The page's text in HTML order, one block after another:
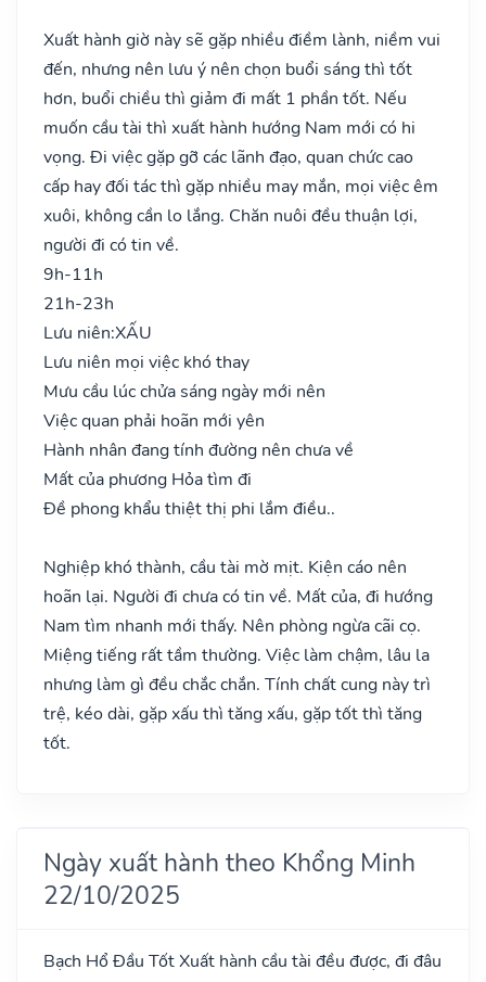
Xuất hành giờ này sẽ gặp nhiều điềm lành, niềm vui
đến, nhưng nên lưu ý nên chọn buổi sáng thì tốt
hơn, buổi chiều thì giảm đi mất 1 phần tốt. Nếu
muốn cầu tài thì xuất hành hướng Nam mới có hi
vọng. Đi việc gặp gỡ các lãnh đạo, quan chức cao
cấp hay đối tác thì gặp nhiều may mắn, mọi việc êm
xuôi, không cần lo lắng. Chăn nuôi đều thuận lợi,
người đi có tin về.
9h-11h
21h-23h
Lưu niên:XẤU
Lưu niên mọi việc khó thay
Mưu cầu lúc chửa sáng ngày mới nên
Việc quan phải hoãn mới yên
Hành nhân đang tính đường nên chưa về
Mất của phương Hỏa tìm đi
Đề phong khẩu thiệt thị phi lắm điều..
Nghiệp khó thành, cầu tài mờ mịt. Kiện cáo nên
hoãn lại. Người đi chưa có tin về. Mất của, đi hướng
Nam tìm nhanh mới thấy. Nên phòng ngừa cãi cọ.
Miệng tiếng rất tầm thường. Việc làm chậm, lâu la
nhưng làm gì đều chắc chắn. Tính chất cung này trì
trệ, kéo dài, gặp xấu thì tăng xấu, gặp tốt thì tăng
tốt.
Ngày xuất hành theo Khổng Minh
22/10/2025
Bạch Hổ Đầu TốtXuất hành cầu tài đều được, đi đâu